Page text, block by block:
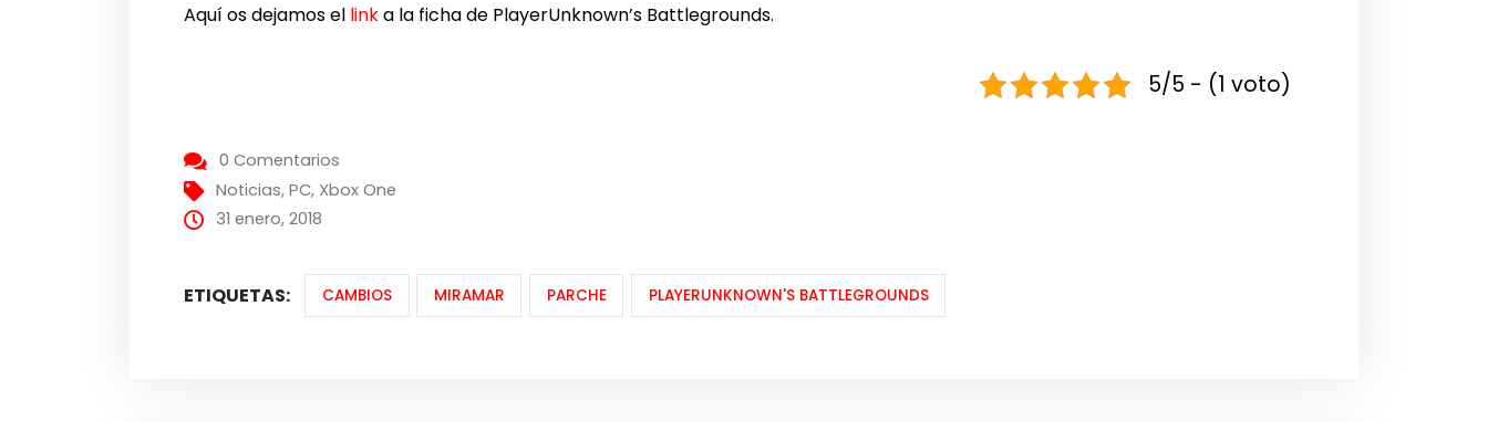
Aquí os dejamos el linka la ficha de PlayerUnknown’s Battlegrounds.
5/5 - (1 voto)
0 Comentarios
Noticias,PC, Xbox One
31 enero, 2018
ETIQUETAS: CAMBIOS MIRAMAR PARCHE PLAYERUNKNOWN'S BATTLEGROUNDS